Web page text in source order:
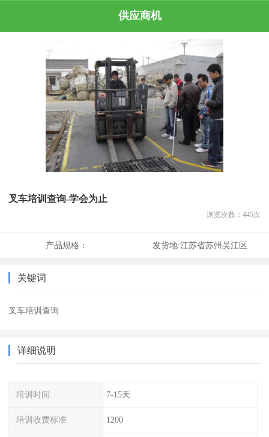
供应商机
叉车培训查询-学会为止
浏览次数： 445次
产品规格： 发货地:江苏省苏州吴江区
关键词
叉车培训查询
详细说明
培训时间 7-15天
培训收费标准 1200